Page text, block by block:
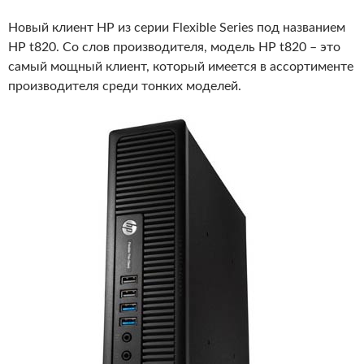
Новый клиент HP из серии Flexible Series под названием
HP t820. Со слов производителя, модель HP t820 – это
самый мощный клиент, который имеется в ассортименте
производителя среди тонких моделей.